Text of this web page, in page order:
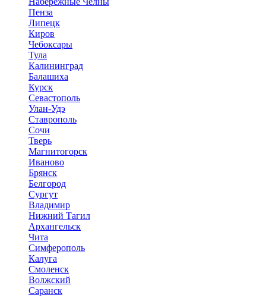
Пенза
Липецк
Киров
Чебоксары
Тула
Калининград
Балашиха
Курск
Севастополь
Улан-Удэ
Ставрополь
Сочи
Тверь
Магнитогорск
Иваново
Брянск
Белгород
Сургут
Владимир
Нижний Тагил
Архангельск
Чита
Симферополь
Калуга
Смоленск
Волжский
Саранск